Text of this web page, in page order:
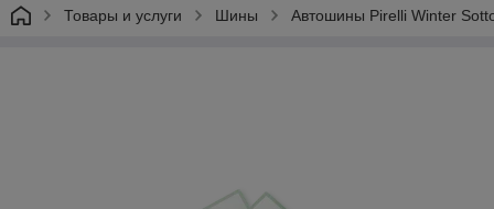
Товары и услуги Шины Автошины Pirelli Winter